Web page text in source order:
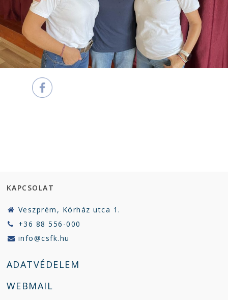
KAPCSOLAT
Veszprém, Kórház utca 1.
+36 88 556-000
info@csfk.hu
ADATVÉDELEM
WEBMAIL